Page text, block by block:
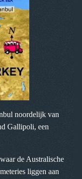
noordelijk van
Gallipoli, een
de Australische
liggen aan